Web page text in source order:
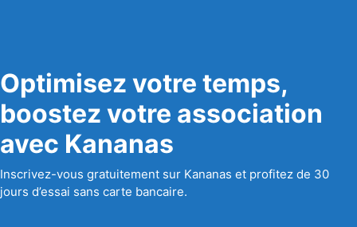
Optimisez votre temps,
boostez votre association
avec Kananas
Inscrivez-vous gratuitement sur Kananas et profitez de 30
jours d’essai sans carte bancaire.